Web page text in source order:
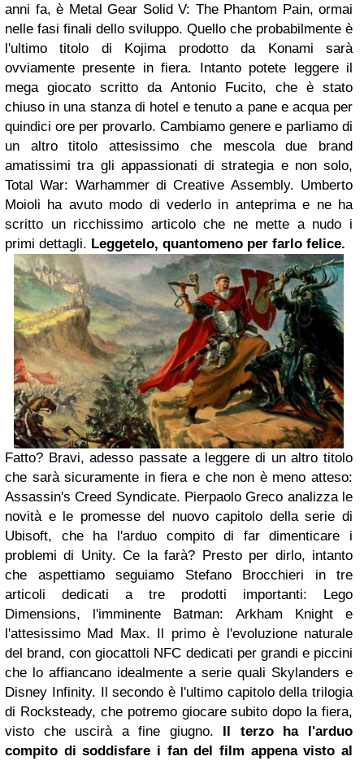
anni fa, è Metal Gear Solid V: The Phantom Pain, ormai
nelle fasi finali dello sviluppo. Quello che probabilmente è
l'ultimo titolo di Kojima prodotto da Konami sarà
ovviamente presente in fiera. Intanto potete leggere il
mega giocato scritto da Antonio Fucito, che è stato
chiuso in una stanza di hotel e tenuto a pane e acqua per
quindici ore per provarlo. Cambiamo genere e parliamo di
un altro titolo attesissimo che mescola due brand
amatissimi tra gli appassionati di strategia e non solo,
Total War: Warhammer di Creative Assembly. Umberto
Moioli ha avuto modo di vederlo in anteprima e ne ha
scritto un ricchissimo articolo che ne mette a nudo i
primi dettagli. Leggetelo, quantomeno per farlo felice.
Fatto? Bravi, adesso passate a leggere di un altro titolo
che sarà sicuramente in fiera e che non è meno atteso:
Assassin's Creed Syndicate. Pierpaolo Greco analizza le
novità e le promesse del nuovo capitolo della serie di
Ubisoft, che ha l'arduo compito di far dimenticare i
problemi di Unity. Ce la farà? Presto per dirlo, intanto
che aspettiamo seguiamo Stefano Brocchieri in tre
articoli dedicati a tre prodotti importanti: Lego
Dimensions, l'imminente Batman: Arkham Knight e
l'attesissimo Mad Max. Il primo è l'evoluzione naturale
del brand, con giocattoli NFC dedicati per grandi e piccini
che lo affiancano idealmente a serie quali Skylanders e
Disney Infinity. Il secondo è l'ultimo capitolo della trilogia
di Rocksteady, che potremo giocare subito dopo la fiera,
visto che uscirà a fine giugno. Il terzo ha l'arduo
compito di soddisfare i fan del film appena visto al